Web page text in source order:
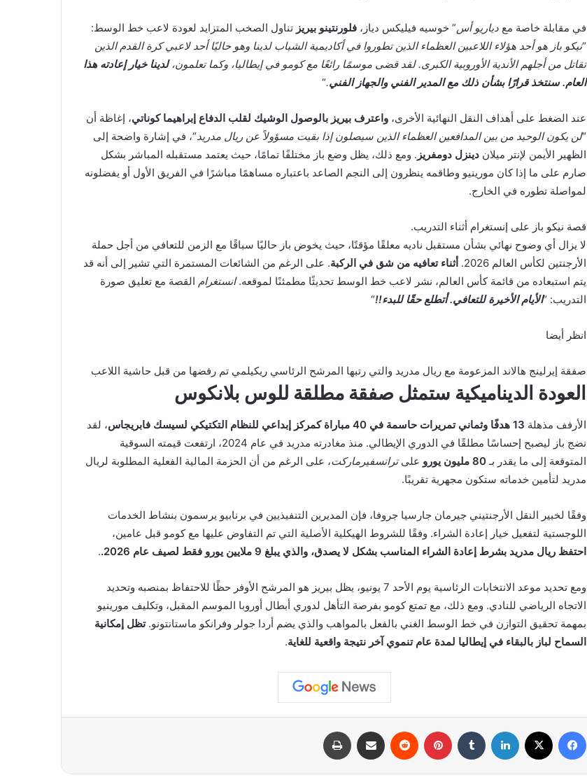
في مقابلة خاصة مع دياريو أس” خوسيه فيليكس دياز، فلورنتينو بيريز تناول الصخب المتزايد لعودة لاعب خط الوسط:
“نيكو باز هو أحد هؤلاء اللاعبين العظماء الذين تطوروا في أكاديمية الشباب لدينا وهو حاليًا أحد لاعبي كرة القدم الذين
تقاتل من أجلهم الأندية الأوروبية الكبرى. لقد قضى موسمًا رائعًا مع كومو في إيطاليا، وكما تعلمون،لدينا خيار إعادته هذا
العام. سنتخذ قرارًا بشأن ذلك مع المدير الفني والجهاز الفني.
“
عند الضغط على أهداف النقل النهائية الأخرى، واعترف بيريز بالوصول الوشيك لقلب الدفاع إبراهيما كوناتي، إغاظة أن
“لن يكون الوحيد من بين المدافعين العظماء الذين سيصلون إذا بقيت مسؤولاً عن ريال مدريد“، في إشارة واضحة إلى
الظهير الأيمن لإنتر ميلان دينزل دومفريز . ومع ذلك، يظل وضع باز مختلفًا تمامًا، حيث يعتمد مستقبله المباشر بشكل
صارم على ما إذا كان مورينيو وطاقمه ينظرون إلى النجم الصاعد باعتباره مساهمًا مباشرًا في الفريق الأول أو يفضلونه
لمواصلة تطوره في الخارج.
قصة نيكو باز على إنستغرام أثناء التدريب.
لا يزال أي وضوح نهائي بشأن مستقبل ناديه معلقًا مؤقتًا، حيث يخوض باز حاليًا سباقًا مع الزمن للتعافي من أجل حملة
الأرجنتين لكأس العالم 2026.
أثناء تعافيه من شق في الركبة. على الرغم من الشائعات المستمرة التي تشير إلى أنه قد
يتم استبعاده من قائمة كأس العالم، نشر لاعب خط الوسط تحديثًا مطمئنًا لموقعه.انستغرام القصة مع تعليق صورة
التدريب: “الأيام الأخيرة للتعافي. أتطلع حقًا للبدء!!“
انظر أيضا
صفقة إيرلينج هالاند المزعومة مع ريال مدريد والتي رتبها المرشح الرئاسي ريكيلمي تم رفضها من قبل حاشية اللاعب
العودة الديناميكية ستمثل صفقة مطلقة للوس بلانكوس
الأرفف مذهلة 13 هدفًا وثماني تمريرات حاسمة في 40 مباراة كمركز إبداعي للنظام التكتيكي لسيسك فابريجاس
، لقد
نضج باز ليصبح إحساسًا مطلقًا في الدوري الإيطالي. منذ مغادرته مدريد في عام 2024، ارتفعت قيمته السوقية
المتوقعة إلى ما يقدر بـ 80 مليون يورو علىترانسفيرماركت، على الرغم من أن الحزمة المالية الفعلية المطلوبة لريال
مدريد لتأمين خدماته ستكون مجهرية تقريبًا.
وفقًا لخبير النقل الأرجنتيني جيرمان جارسيا جروفا، فإن المديرين التنفيذيين في برنابيو يرسمون بنشاط الخدمات
اللوجستية لتفعيل خيار إعادة الشراء. وفقًا للشروط الهيكلية الأصلية التي تم التفاوض عليها مع كومو قبل عامين،
احتفظ ريال مدريد بشرط إعادة الشراء المناسب بشكل لا يصدق، والذي يبلغ 9 ملايين يورو فقط لصيف عام 2026.
.
ومع تحديد موعد الانتخابات الرئاسية يوم الأحد 7 يونيو، يظل بيريز هو المرشح الأوفر حظًا للاحتفاظ بمنصبه وتحديد
الاتجاه الرياضي للنادي. ومع ذلك، مع تمتع كومو بفرصة التأهل لدوري أبطال أوروبا الموسم المقبل، وتكليف مورينيو
بمهمة تحقيق التوازن في خط الوسط الغني بالفعل بالمواهب والذي يضم أردا جولر وفرانكو ماستانتونو.تظل إمكانية
السماح لباز بالبقاء في إيطاليا لمدة عام تنموي آخر نتيجة واقعية للغاية.
فيسبوك لينكدإن بينتيريست مشاركة عبر البريد